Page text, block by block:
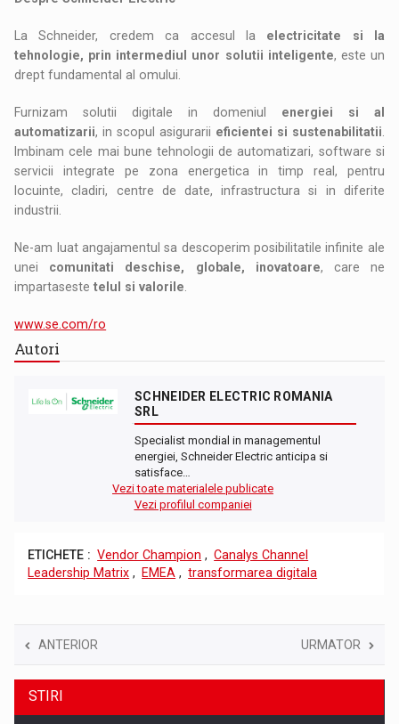
La Schneider, credem ca accesul la electricitate si la
tehnologie, prin intermediul unor solutii inteligente, este un
drept fundamental al omului.
Furnizam solutii digitale in domeniul energiei si al
automatizarii, in scopul asigurarii eficientei si sustenabilitatii.
Imbinam cele mai bune tehnologii de automatizari, software si
servicii integrate pe zona energetica in timp real, pentru
locuinte, cladiri, centre de date, infrastructura si in diferite
industrii.
Ne-am luat angajamentul sa descoperim posibilitatile infinite ale
unei comunitati deschise, globale, inovatoare, care ne
impartasestetelul si valorile.
www.se.com/ro
Autori
SCHNEIDER ELECTRIC ROMANIA
SRL
Specialist mondial in managementul
energiei, Schneider Electric anticipa si
satisface…
Vezi toate materialele publicate
Vezi profilul companiei
ETICHETE : Vendor Champion , Canalys Channel
Leadership Matrix , EMEA , transformarea digitala
ANTERIOR URMATOR
STIRI